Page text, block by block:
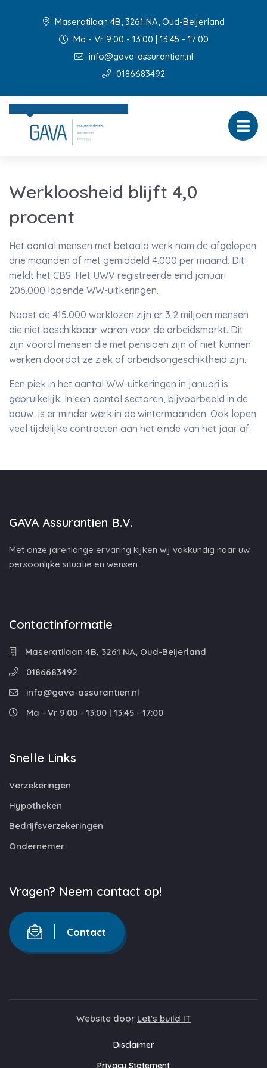
Maseratilaan 4B, 3261 NA, Oud-Beijerland
Ma - Vr 9:00 - 13:00 | 13:45 - 17:00
info@gava-assurantien.nl
0186683492
Werkloosheid blijft 4,0
procent
Het aantal mensen met betaald werk nam de afgelopen
drie maanden af met gemiddeld 4.000 per maand. Dit
meldt het CBS. Het UWV registreerde eind januari
206.000 lopende WW-uitkeringen.
Naast de 415.000 werklozen zijn er 3,2 miljoen mensen
die niet beschikbaar waren voor de arbeidsmarkt. Dit
zijn vooral mensen die met pensioen zijn of niet kunnen
werken doordat ze ziek of arbeidsongeschiktheid zijn.
Een piek in het aantal WW-uitkeringen in januari is
gebruikelijk. In een aantal sectoren, bijvoorbeeld in de
bouw, is er minder werk in de wintermaanden. Ook lopen
veel tijdelijke contracten aan het einde van het jaar af.
GAVA Assurantien B.V.
Met onze jarenlange ervaring kijken wij vakkundig naar uw
persoonlijke situatie en wensen.
Contactinformatie
Maseratilaan 4B, 3261 NA, Oud-Beijerland
0186683492
info@gava-assurantien.nl
Ma - Vr 9:00 - 13:00 | 13:45 - 17:00
Snelle Links
Verzekeringen
Hypotheken
Bedrijfsverzekeringen
Ondernemer
Vragen? Neem contact op!
Contact
Website door Let's build IT
Disclaimer
Privacy Statement